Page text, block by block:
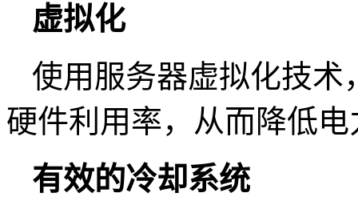
虚拟化
使用服务器虚拟化技术
硬件利用率，从而降低
有效的冷却系统